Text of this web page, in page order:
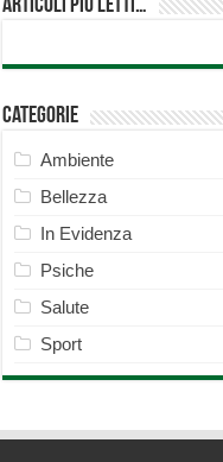
Articoli più Letti…
Categorie
Ambiente
Bellezza
In Evidenza
Psiche
Salute
Sport